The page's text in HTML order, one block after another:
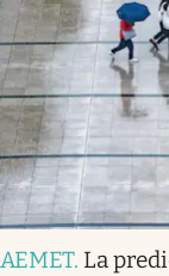
AEMET. La